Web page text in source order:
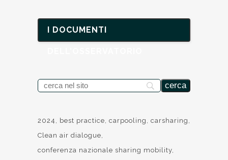
I DOCUMENTI
2024 best practice carpooling
carsharing
Clean air dialogue
conferenza nazionale sharing mobility